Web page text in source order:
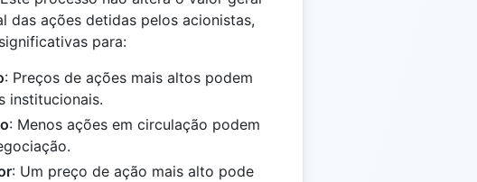
das ações detidas pelos acionistas,
para:
: Preços de ações mais altos podem
institucionais.
: Menos ações em circulação podem
: Um preço de ação mais alto pode